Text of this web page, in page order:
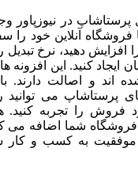
در نیوزپاور
آنلاین خود را
افزایش دهید، نرخ تبدیل
ایجاد کنید. این
اند و اصالت دارند.
پرستاشاپ می توانید
فروش را تجربه کنید.
فروشگاه شما اضافه می
موفقیت به کسب و کار